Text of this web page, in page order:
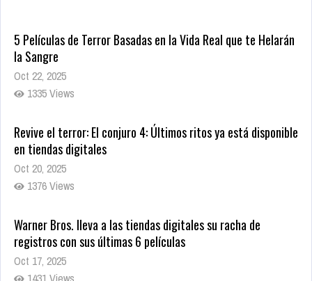
5 Películas de Terror Basadas en la Vida Real que te Helarán
la Sangre
Oct 22, 2025
1335 Views
Revive el terror: El conjuro 4: Últimos ritos ya está disponible
en tiendas digitales
Oct 20, 2025
1376 Views
Warner Bros. lleva a las tiendas digitales su racha de
registros con sus últimas 6 películas
Oct 17, 2025